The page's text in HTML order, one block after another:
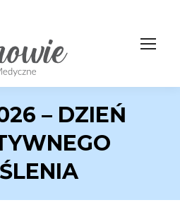
– DZIEŃ